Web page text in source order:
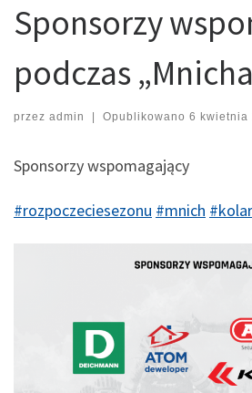
Sponsorzy
podczas
przez admin | Opublikowano 6 kwietnia
Sponsorzy wspomagający
#rozpoczeciesezonu #mnich #